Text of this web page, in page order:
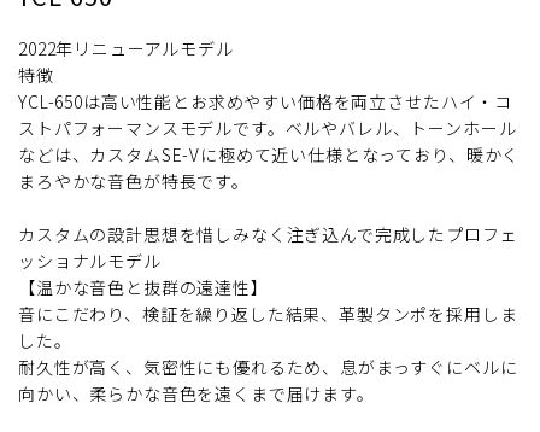
2022年リニューアルモデル
特徴
YCL-650は高い性能とお求めやすい価格を両立させたハイ・コ
ストパフォーマンスモデルです。ベルやバレル、トーンホール
などは、カスタムSE-Vに極めて近い仕様となっており、暖かく
まろやかな音色が特長です。
カスタムの設計思想を惜しみなく注ぎ込んで完成したプロフェ
ッショナルモデル
【温かな音色と抜群の遠達性】
音にこだわり、検証を繰り返した結果、革製タンポを採用しま
した。
耐久性が高く、気密性にも優れるため、息がまっすぐにベルに
向かい、柔らかな音色を遠くまで届けます。